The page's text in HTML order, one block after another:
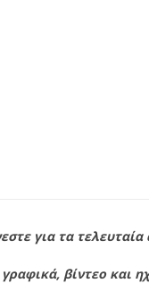
για τα τελευταία
βίντεο και